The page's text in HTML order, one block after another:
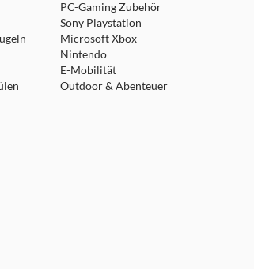
PC-Gaming Zubehör
Sony Playstation
Microsoft Xbox
Nintendo
E-Mobilität
Outdoor & Abenteuer